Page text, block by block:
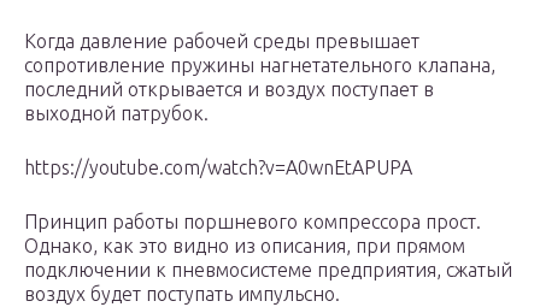
Когда давление рабочей среды превышает
сопротивление пружины нагнетательного клапана,
последний открывается и воздух поступает в
выходной патрубок.
https://youtube.com/watch?v=A0wnEtAPUPA
Принцип работы поршневого компрессора прост.
Однако, как это видно из описания, при прямом
подключении к пневмосистеме предприятия, сжатый
воздух будет поступать импульсно.